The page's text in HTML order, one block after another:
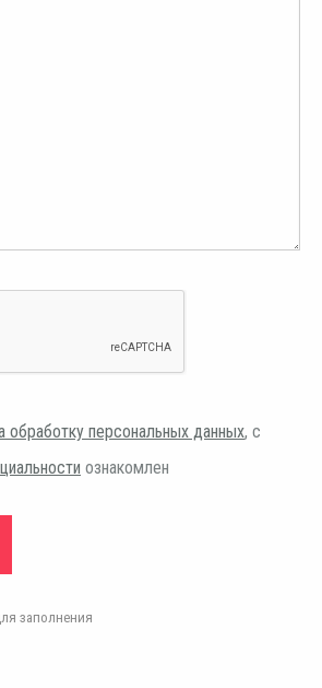
обработку персональных данных, с
ознакомлен
заполнения